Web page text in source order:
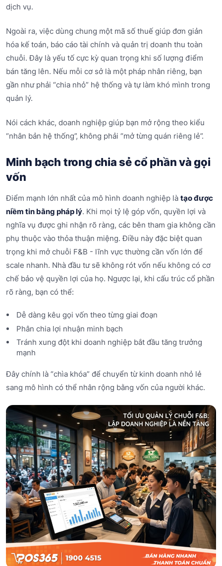
dịch vụ.
Ngoài ra, việc dùng chung một mã số thuế giúp đơn giản
hóa kế toán, báo cáo tài chính và quản trị doanh thu toàn
chuỗi. Đây là yếu tố cực kỳ quan trọng khi số lượng điểm
bán tăng lên. Nếu mỗi cơ sở là một pháp nhân riêng, bạn
gần như phải “chia nhỏ” hệ thống và tự làm khó mình trong
quản lý.
Nói cách khác, doanh nghiệp giúp bạn mở rộng theo kiểu
“nhân bản hệ thống”, không phải “mở từng quán riêng lẻ”.
Minh bạch trong chia sẻ cổ phần và gọi
vốn
Điểm mạnh lớn nhất của mô hình doanh nghiệp là tạo được
niềm tin bằng pháp lý. Khi mọi tỷ lệ góp vốn, quyền lợi và
nghĩa vụ được ghi nhận rõ ràng, các bên tham gia không cần
phụ thuộc vào thỏa thuận miệng. Điều này đặc biệt quan
trọng khi mở chuỗi F&B - lĩnh vực thường cần vốn lớn để
scale nhanh. Nhà đầu tư sẽ không rót vốn nếu không có cơ
chế bảo vệ quyền lợi của họ. Ngược lại, khi cấu trúc cổ phần
rõ ràng, bạn có thể:
Dễ dàng kêu gọi vốn theo từng giai đoạn
Phân chia lợi nhuận minh bạch
Tránh xung đột khi doanh nghiệp bắt đầu tăng trưởng
mạnh
Đây chính là “chìa khóa” để chuyển từ kinh doanh nhỏ lẻ
sang mô hình có thể nhân rộng bằng vốn của người khác.